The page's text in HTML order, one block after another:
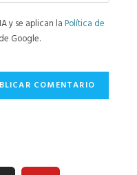
y se aplican la Política de
de Google.